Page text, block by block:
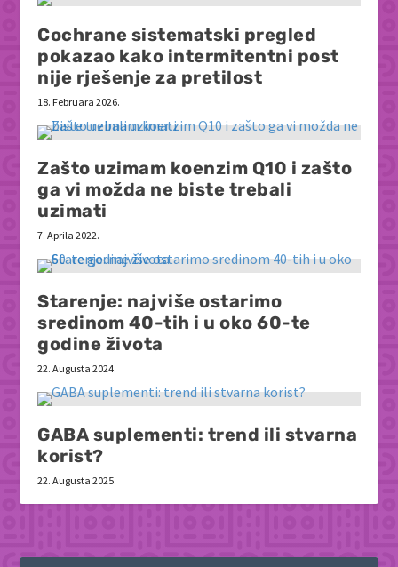
Cochrane sistematski pregled
pokazao kako intermitentni post
nije rješenje za pretilost
18. Februara 2026.
Zašto uzimam koenzim Q10 i zašto
ga vi možda ne biste trebali
uzimati
7. Aprila 2022.
Starenje: najviše ostarimo
sredinom 40-tih i u oko 60-te
godine života
22. Augusta 2024.
GABA suplementi: trend ili stvarna
korist?
22. Augusta 2025.